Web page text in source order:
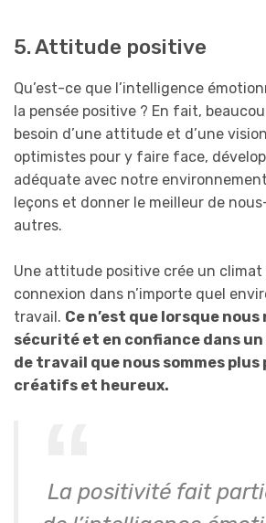
5. Attitude positive
Qu’est-ce que l’intelligence
la pensée positive ? En fait,
besoin d’une attitude et d’une
optimistes pour y faire face,
adéquate avec notre
leçons et donner le meilleur de
autres.
Une attitude positive crée un
connexion dans n’importe quel
travail. Ce n’est que lorsque
sécurité et en confiance dans
de travail que nous sommes
créatifs et heureux.
La positivité fait